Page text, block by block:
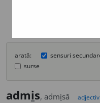
arată: sensuri
surse
admis, admisă adjectiv